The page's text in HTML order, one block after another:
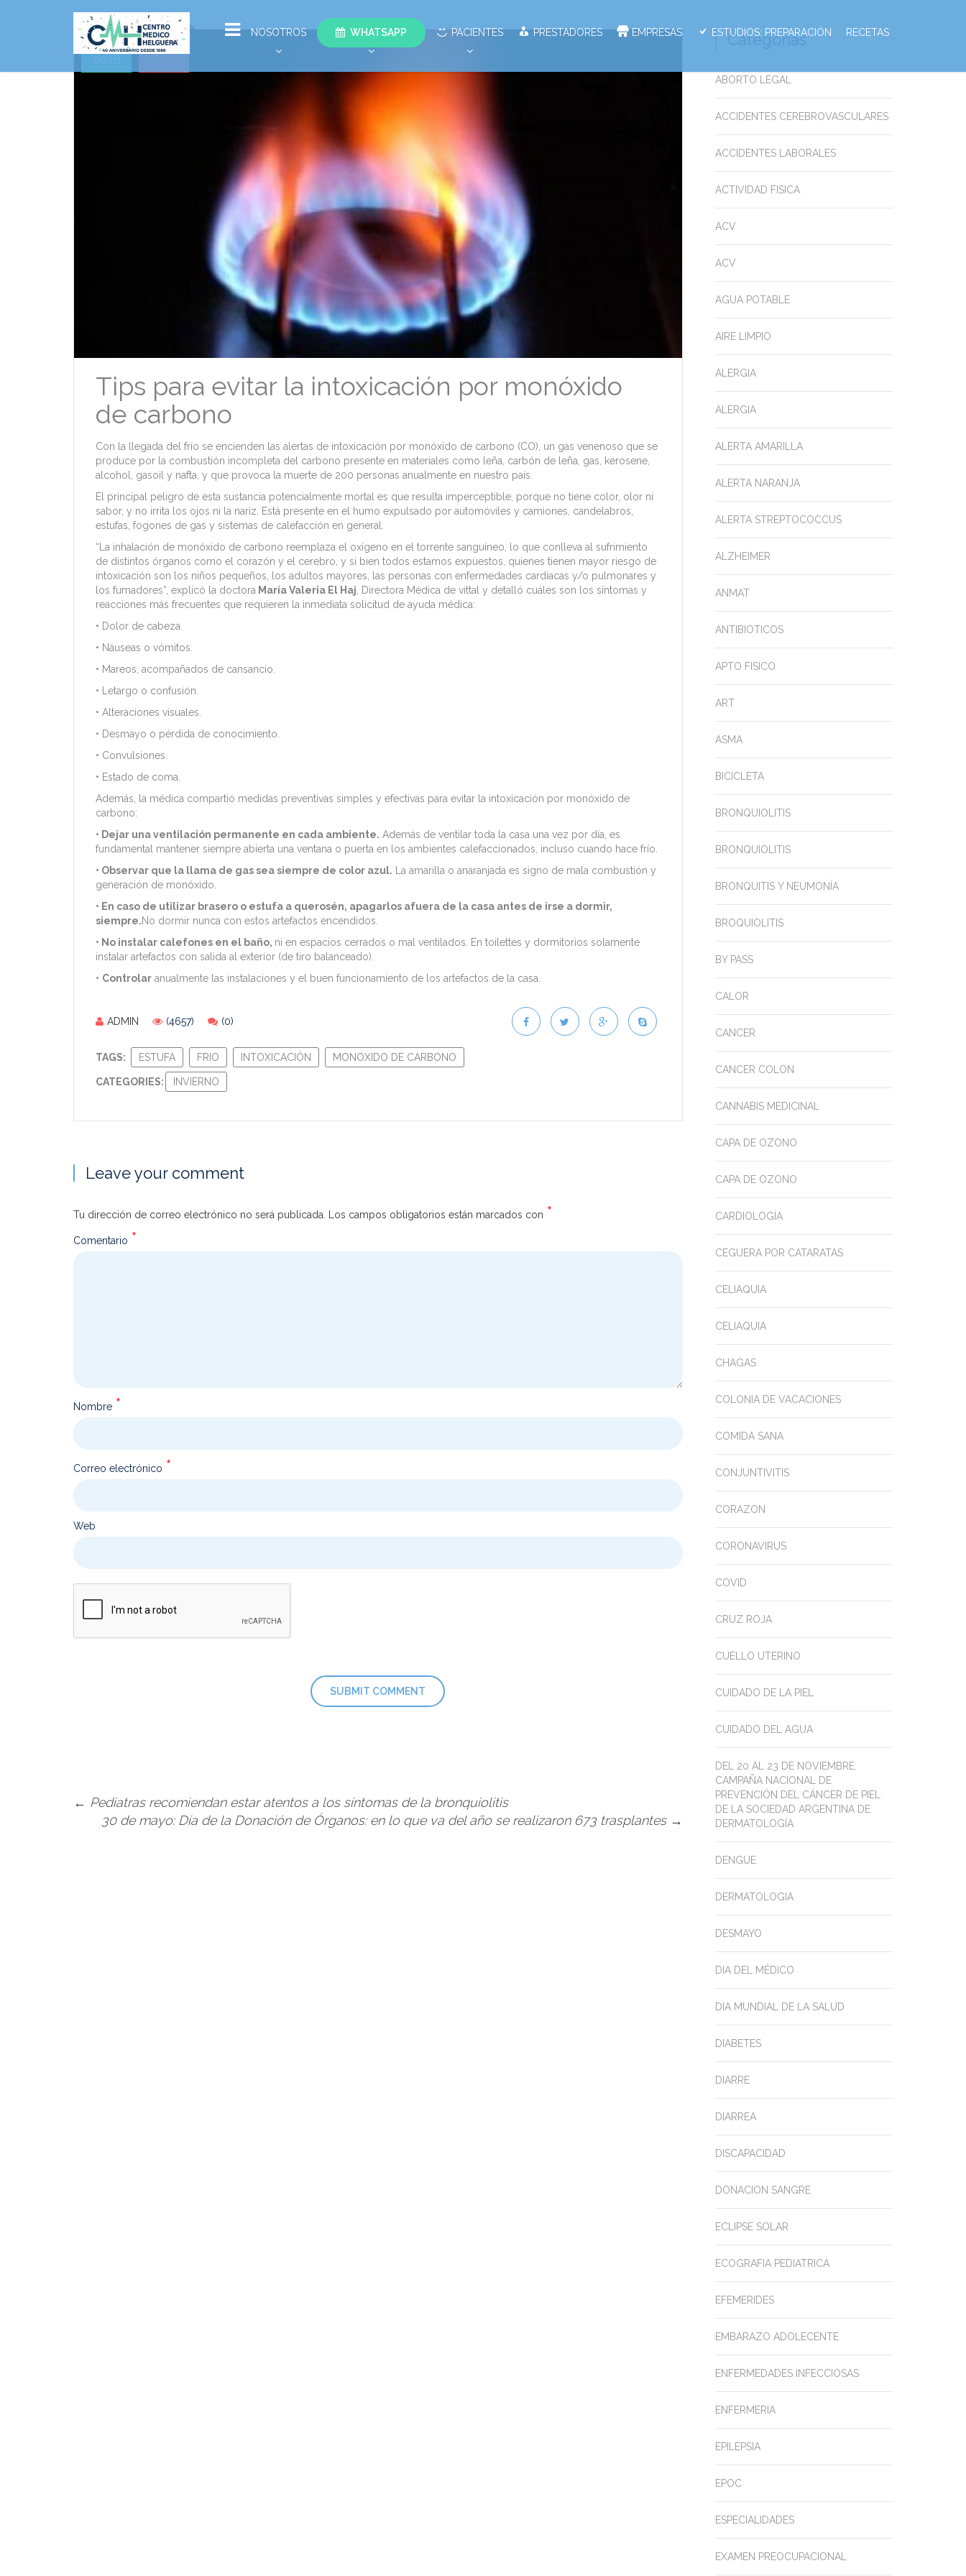
NOSOTROS WHATSAPP PACIENTES PRESTADORES EMPRESAS ESTUDIOS: PREPARACIÓN RECETAS
May
22
Tips para evitar la intoxicación por monóxido
de carbono
Con la llegada del frío se encienden las alertas de intoxicación por monóxido de carbono (CO), un gas venenoso que se
produce por la combustión incompleta del carbono presente en materiales como leña, carbón de leña, gas, kerosene,
alcohol, gasoil y nafta, y que provoca la muerte de 200 personas anualmente en nuestro país.
El principal peligro de esta sustancia potencialmente mortal es que resulta imperceptible, porque no tiene color, olor ni
sabor, y no irrita los ojos ni la nariz. Está presente en el humo expulsado por automóviles y camiones, candelabros,
estufas, fogones de gas y sistemas de calefacción en general.
“La inhalación de monóxido de carbono reemplaza el oxígeno en el torrente sanguíneo, lo que conlleva al sufrimiento
de distintos órganos como el corazón y el cerebro, y si bien todos estamos expuestos, quienes tienen mayor riesgo de
intoxicación son los niños pequeños, los adultos mayores, las personas con enfermedades cardíacas y/o pulmonares y
los fumadores”, explicó la doctora María Valeria El Haj , Directora Médica de vittal y detalló cuáles son los síntomas y
reacciones más frecuentes que requieren la inmediata solicitud de ayuda médica:
• Dolor de cabeza.
• Náuseas o vómitos.
• Mareos, acompañados de cansancio.
• Letargo o confusión.
• Alteraciones visuales.
• Desmayo o pérdida de conocimiento.
• Convulsiones.
• Estado de coma.
Además, la médica compartió medidas preventivas simples y efectivas para evitar la intoxicación por monóxido de
carbono:
• Dejar una ventilación permanente en cada ambiente. Además de ventilar toda la casa una vez por día, es
fundamental mantener siempre abierta una ventana o puerta en los ambientes calefaccionados, incluso cuando hace frío.
• Observar que la llama de gas sea siempre de color azul. La amarilla o anaranjada es signo de mala combustión y
generación de monóxido.
• En caso de utilizar brasero o estufa a querosén, apagarlos afuera de la casa antes de irse a dormir,
siempre.No dormir nunca con estos artefactos encendidos.
• No instalar calefones en el baño, ni en espacios cerrados o mal ventilados. En toilettes y dormitorios solamente
instalar artefactos con salida al exterior (de tiro balanceado).
• Controlar anualmente las instalaciones y el buen funcionamiento de los artefactos de la casa.
ADMIN (4657) (0)
TAGS: ESTUFA FRIO INTOXICACIÓN MONOXIDO DE CARBONO
CATEGORIES: INVIERNO
Leave your comment
Tu dirección de correo electrónico no será publicada. Los campos obligatorios están marcados con *
Comentario *
Nombre *
Correo electrónico *
Web
← Pediatras recomiendan estar atentos a los síntomas de la bronquiolitis
30 de mayo: Día de la Donación de Órganos: en lo que va del año se realizaron 673 trasplantes →
Categorias
ABORTO LEGAL
ACCIDENTES CEREBROVASCULARES
ACCIDENTES LABORALES
ACTIVIDAD FISICA
ACV
ACV
AGUA POTABLE
AIRE LIMPIO
ALERGIA
ALERGIA
ALERTA AMARILLA
ALERTA NARANJA
ALERTA STREPTOCOCCUS
ALZHEIMER
ANMAT
ANTIBIOTICOS
APTO FISICO
ART
ASMA
BICICLETA
BRONQUIOLITIS
BRONQUIOLITIS
BRONQUITIS Y NEUMONÍA
BROQUIOLITIS
BY PASS
CALOR
CANCER
CANCER COLON
CANNABIS MEDICINAL
CAPA DE OZONO
CAPA DE OZONO
CARDIOLOGÍA
CEGUERA POR CATARATAS
CELIAQUIA
CELIAQUIA
CHAGAS
COLONIA DE VACACIONES
COMIDA SANA
CONJUNTIVITIS
CORAZON
CORONAVIRUS
COVID
CRUZ ROJA
CUELLO UTERINO
CUIDADO DE LA PIEL
CUIDADO DEL AGUA
DEL 20 AL 23 DE NOVIEMBRE:
CAMPAÑA NACIONAL DE
PREVENCIÓN DEL CÁNCER DE PIEL
DE LA SOCIEDAD ARGENTINA DE
DERMATOLOGÍA
DENGUE
DERMATOLOGIA
DESMAYO
DIA DEL MÉDICO
DIA MUNDIAL DE LA SALUD
DIABETES
DIARRE
DIARREA
DISCAPACIDAD
DONACION SANGRE
ECLIPSE SOLAR
ECOGRAFIA PEDIATRICA
EFEMERIDES
EMBARAZO ADOLECENTE
ENFERMEDADES INFECCIOSAS
ENFERMERIA
EPILEPSIA
EPOC
ESPECIALIDADES
EXAMEN PREOCUPACIONAL